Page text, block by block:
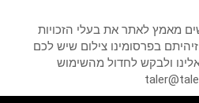
מאמץ לאתר את בעלי הזכויות
בפרסומינו צילום שיש לכם
ולבקש לחדול מהשימוש